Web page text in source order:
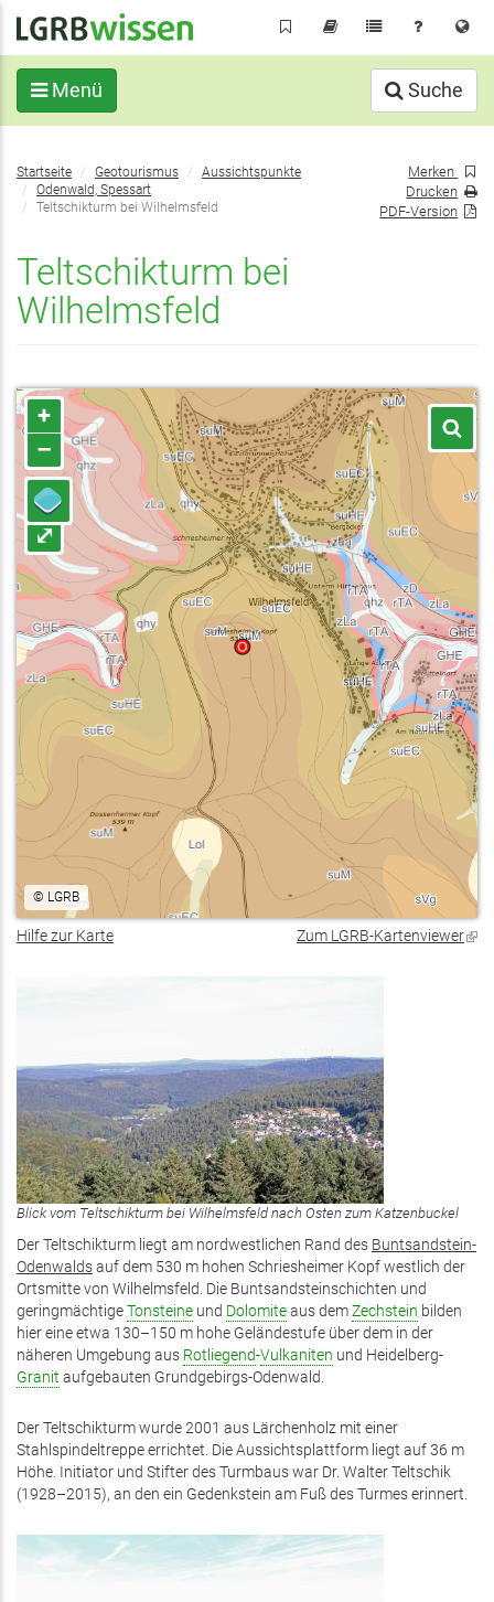
Inhalt
Menü Suche
Sie
befinden
sich
Startseite Geotourismus
Aussichtspunkte
Odenwald, Spessart
Teltschikturm bei Wilhelmsfeld
Teltschikturm bei
Wilhelmsfeld
Merken
Drucken
PDF-Version
+
–
⤢
© LGRB
Hilfe zur Karte Zum LGRB-Kartenviewer
Blick vom Teltschikturm bei Wilhelmsfeld nach Osten zum Katzenbuckel
Der Teltschikturm liegt am nordwestlichen Rand des Buntsandstein-
Odenwaldsauf dem 530 m hohen Schriesheimer Kopf westlich der
Ortsmitte von Wilhelmsfeld. Die Buntsandsteinschichten und
geringmächtigeTonsteine und Dolomiteaus demZechstein bilden
hier eine etwa 130–150 m hohe Geländestufe über dem in der
näheren Umgebung aus Rotliegend-Vulkaniten und Heidelberg-
Granit aufgebauten Grundgebirgs-Odenwald.
Der Teltschikturm wurde 2001 aus Lärchenholz mit einer
Stahlspindeltreppe errichtet. Die Aussichtsplattform liegt auf 36 m
Höhe. Initiator und Stifter des Turmbaus war Dr. Walter Teltschik
(1928–2015), an den ein Gedenkstein am Fuß des Turmes erinnert.